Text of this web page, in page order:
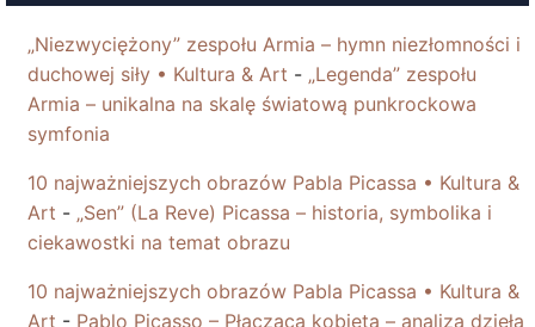
„Niezwyciężony” zespołu Armia – hymn niezłomności i
duchowej siły • Kultura & Art - „Legenda” zespołu
Armia – unikalna na skalę światową punkrockowa
symfonia
10 najważniejszych obrazów Pabla Picassa • Kultura &
Art - „Sen” (La Reve) Picassa – historia, symbolika i
ciekawostki na temat obrazu
10 najważniejszych obrazów Pabla Picassa • Kultura &
Art - Pablo Picasso – Płacząca kobieta – analiza dzieła